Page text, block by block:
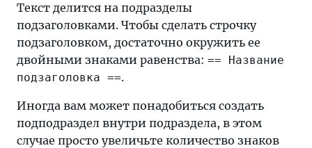
Текст делится на подразделы
подзаголовками. Чтобы сделать строчку
подзаголовком, достаточно окружить ее
двойными знаками равенства: == Название
подзаголовка ==.
Иногда вам может понадобиться создать
подподраздел внутри подраздела, в этом
случае просто увеличьте количество знаков